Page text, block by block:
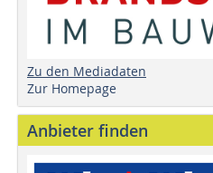
Zu den Mediadaten
Zur Homepage
Anbieter finden